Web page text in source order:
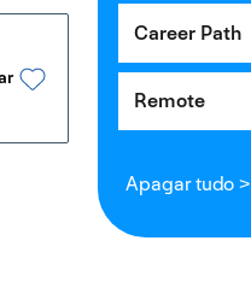
Career Path
Remote
Apagar tudo >